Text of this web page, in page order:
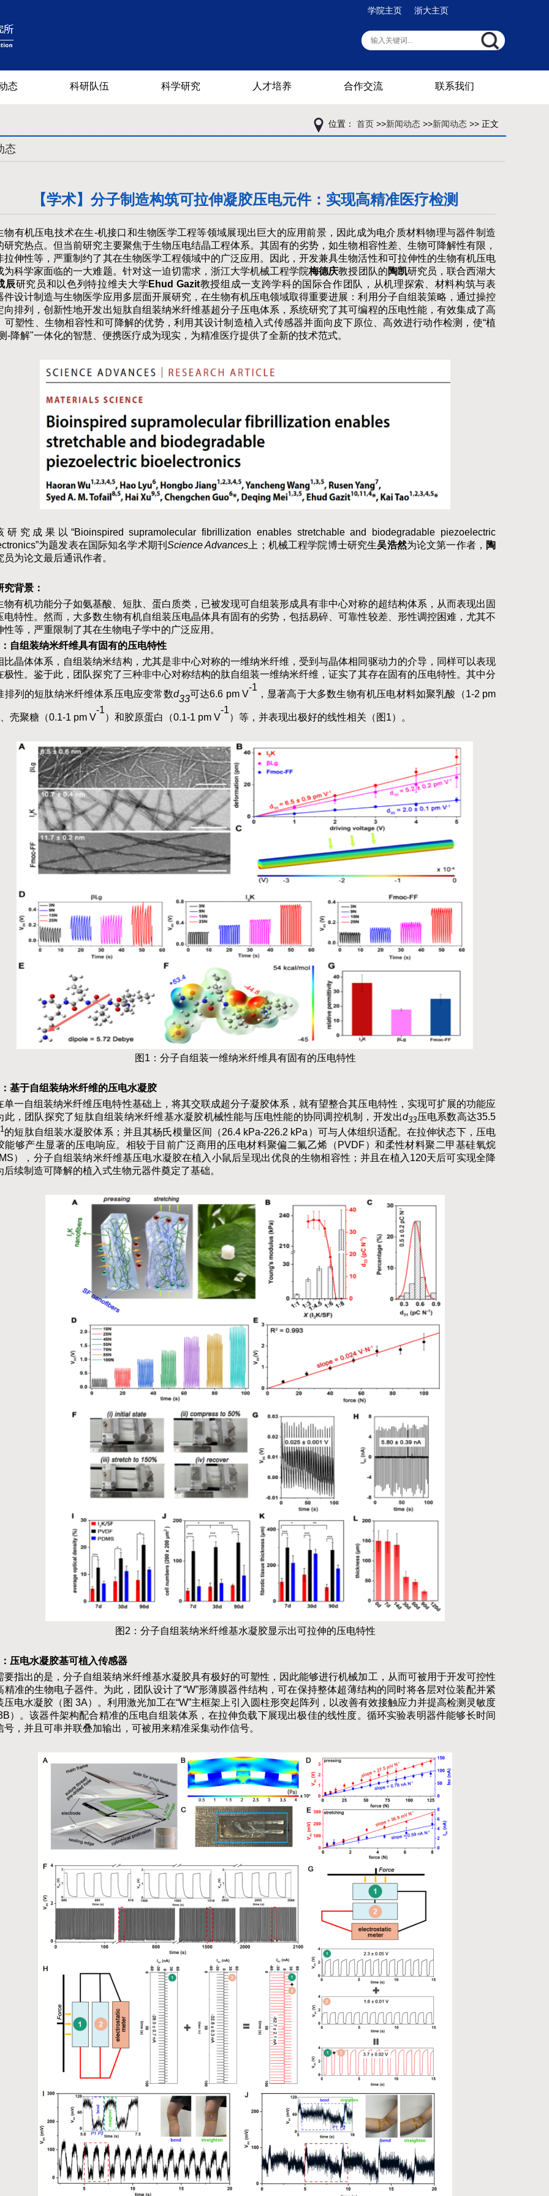
学院主页 浙大主页
态 科研队伍 科学研究 人才培养 合作交流 联系我们
位置： 首页 >>新闻动态 >>新闻动态 >> 正文
态
【学术】分子制造构筑可拉伸凝胶压电元件：实现高精准医疗检测
物有机压电技术在生-机接口和生物医学工程等领域展现出巨大的应用前景，因此成为电介质材料物理与器件制造
研究热点。但当前研究主要聚焦于生物压电结晶工程体系。其固有的劣势，如生物相容性差、生物可降解性有限，
拉伸性等，严重制约了其在生物医学工程领域中的广泛应用。因此，开发兼具生物活性和可拉伸性的生物有机压电
为科学家面临的一大难题。针对这一迫切需求，浙江大学机械工程学院梅德庆教授团队的陶凯研究员，联合西湖大
辰研究员和以色列特拉维夫大学 Ehud Gazit教授组成一支跨学科的国际合作团队，从机理探索、材料构筑与表
件设计制造与生物医学应用多层面开展研究，在生物有机压电领域取得重要进展：利用分子自组装策略，通过操控
向排列，创新性地开发出短肽自组装纳米纤维基超分子压电体系，系统研究了其可编程的压电性能，有效集成了高
可塑性、生物相容性和可降解的优势，利用其设计制造植入式传感器并面向皮下原位、高效进行动作检测，使“植
-降解"一体化的智慧、便携医疗成为现实，为精准医疗提供了全新的技术范式。
研究成果以“Bioinspired supramolecular fibrillization enables stretchable and biodegradable piezoelectric
为题发表在国际知名学术期刊Science Advances 上；机械工程学院博士研究生吴浩然为论文第一作者， 陶
员为论文最后通讯作者。
究背景：
物有机功能分子如氨基酸、短肽、蛋白质类，已被发现可自组装形成具有非中心对称的超结构体系，从而表现出固
电特性。然而，大多数生物有机自组装压电晶体具有固有的劣势，包括易碎、可靠性较差、形性调控困难，尤其不
性等，严重限制了其在生物电子学中的广泛应用。
：自组装纳米纤维具有固有的压电特性
比晶体体系，自组装纳米结构，尤其是非中心对称的一维纳米纤维，受到与晶体相同驱动力的介导，同样可以表现
极性。鉴于此，团队探究了三种非中心对称结构的肽自组装一维纳米纤维，证实了其存在固有的压电特性。其中分
排列的短肽纳米纤维体系压电应变常数d33可达6.6 pm V
-1
，显著高于大多数生物有机压电材料如聚乳酸（1-2 pm
壳聚糖（0.1-1 pm V
-1
）和胶原蛋白（0.1-1 pm V
-1
）等，并表现出极好的线性相关（图1）。
图 1 ：分子自组装一维纳米纤维具有固有的压电特性
：基于自组装纳米纤维的压电水凝胶
单一自组装纳米纤维压电特性基础上，将其交联成超分子凝胶体系，就有望整合其压电特性，实现可扩展的功能应
此，团队探究了短肽自组装纳米纤维基水凝胶机械性能与压电性能的协同调控机制，开发出d33压电系数高达35.5
的短肽自组装水凝胶体系；并且其杨氏模量区间（26.4 kPa-226.2 kPa）可与人体组织适配。在拉伸状态下，压电
能够产生显著的压电响应。相较于目前广泛商用的压电材料聚偏二氟乙烯（PVDF）和柔性材料聚二甲基硅氧烷
），分子自组装纳米纤维基压电水凝胶在植入小鼠后呈现出优良的生物相容性；并且在植入120天后可实现全降
后续制造可降解的植入式生物元器件奠定了基础。
图 2 ：分子自组装纳米纤维基水凝胶显示出可拉伸的压电特性
：压电水凝胶基可植入传感器
要指出的是，分子自组装纳米纤维基水凝胶具有极好的可塑性，因此能够进行机械加工，从而可被用于开发可控性
精准的生物电子器件。为此，团队设计了“W”形薄膜器件结构，可在保持整体超薄结构的同时将各层对位装配并紧
压电水凝胶（图3A）。利用激光加工在“W”主框架上引入圆柱形突起阵列，以改善有效接触应力并提高检测灵敏度
）。该器件架构配合精准的压电自组装体系，在拉伸负载下展现出极佳的线性度。循环实验表明器件能够长时间
号，并且可串并联叠加输出，可被用来精准采集动作信号。